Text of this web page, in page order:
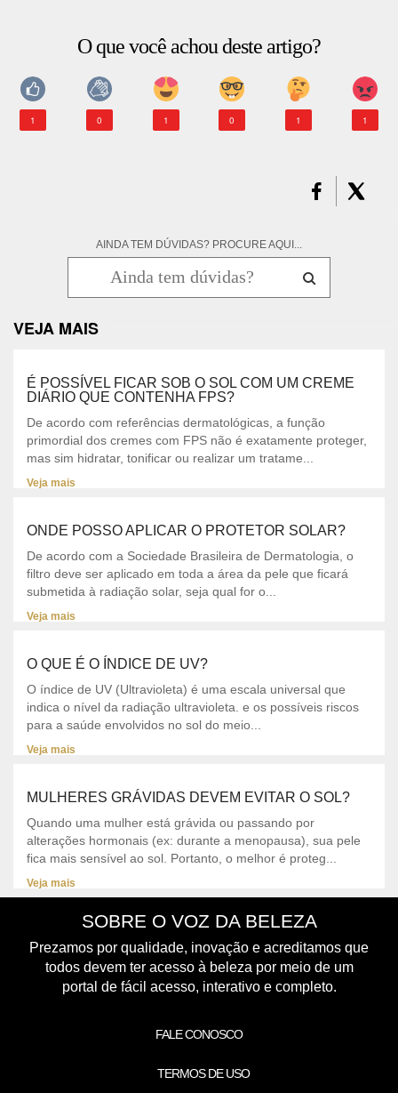
O que você achou deste artigo?
1 0 1 0 1 1
AINDA TEM DÚVIDAS? PROCURE AQUI...
VEJA MAIS
É POSSÍVEL FICAR SOB O SOL COM UM CREME
DIÁRIO QUE CONTENHA FPS?
De acordo com referências dermatológicas, a função
primordial dos cremes com FPS não é exatamente proteger,
mas sim hidratar, tonificar ou realizar um tratame...
Veja mais
ONDE POSSO APLICAR O PROTETOR SOLAR?
De acordo com a Sociedade Brasileira de Dermatologia, o
filtro deve ser aplicado em toda a área da pele que ficará
submetida à radiação solar, seja qual for o...
Veja mais
O QUE É O ÍNDICE DE UV?
O índice de UV (Ultravioleta) é uma escala universal que
indica o nível da radiação ultravioleta. e os possíveis riscos
para a saúde envolvidos no sol do meio...
Veja mais
MULHERES GRÁVIDAS DEVEM EVITAR O SOL?
Quando uma mulher está grávida ou passando por
alterações hormonais (ex: durante a menopausa), sua pele
fica mais sensível ao sol. Portanto, o melhor é proteg...
Veja mais
SOBRE O VOZ DA BELEZA
Prezamos por qualidade, inovação e acreditamos que
todos devem ter acesso à beleza por meio de um
portal de fácil acesso, interativo e completo.
FALE CONOSCO
TERMOS DE USO